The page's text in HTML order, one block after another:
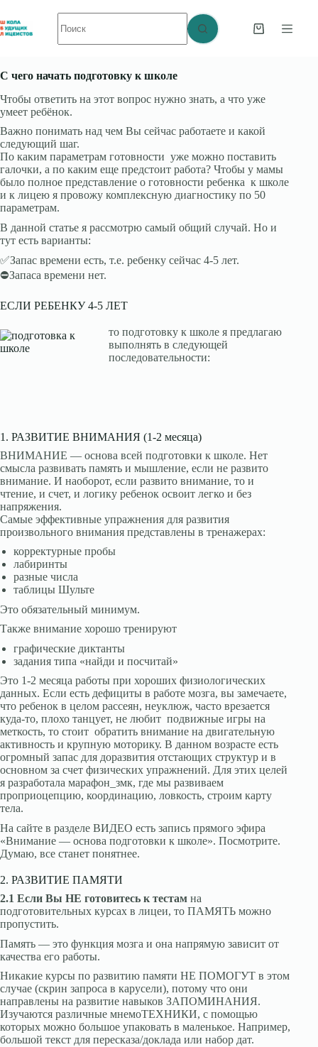
к
сути
не
найдено
Корзина
С чего начать подготовку к школе
Чтобы ответить на этот вопрос нужно знать, а что уже
умеет ребёнок.
Важно понимать над чем Вы сейчас работаете и какой
следующий шаг.
По каким параметрам готовности уже можно поставить
галочки, а по каким еще предстоит работа? Чтобы у мамы
было полное представление о готовности ребенка к школе
и к лицею я провожу комплексную диагностику по 50
параметрам.
В данной статье я рассмотрю самый общий случай. Но и
тут есть варианты:
✅Запас времени есть, т.е. ребенку сейчас 4-5 лет.
⛔Запаса времени нет.
ЕСЛИ РЕБЕНКУ 4-5 ЛЕТ
то подготовку к школе я предлагаю
выполнять в следующей
последовательности:
1. РАЗВИТИЕ ВНИМАНИЯ (1-2 месяца)
ВНИМАНИЕ — основа всей подготовки к школе. Нет
смысла развивать память и мышление, если не развито
внимание. И наоборот, если развито внимание, то и
чтение, и счет, и логику ребенок освоит легко и без
напряжения.
Самые эффективные упражнения для развития
произвольного внимания представлены в тренажерах:
корректурные пробы
лабиринты
разные числа
таблицы Шульте
Это обязательный минимум.
Также внимание хорошо тренируют
графические диктанты
задания типа «найди и посчитай»
Это 1-2 месяца работы при хороших физиологических
данных. Если есть дефициты в работе мозга, вы замечаете,
что ребенок в целом рассеян, неуклюж, часто врезается
куда-то, плохо танцует, не любит подвижные игры на
меткость, то стоит обратить внимание на двигательную
активность и крупную моторику. В данном возрасте есть
огромный запас для доразвития отстающих структур и в
основном за счет физических упражнений. Для этих целей
я разработала марафон_змк, где мы развиваем
проприоцепцию, координацию, ловкость, строим карту
тела.
На сайте в разделе ВИДЕО есть запись прямого эфира
«Внимание — основа подготовки к школе». Посмотрите.
Думаю, все станет понятнее.
2. РАЗВИТИЕ ПАМЯТИ
2.1 Если Вы НЕ готовитесь к тестам на
подготовительных курсах в лицеи, то ПАМЯТЬ можно
пропустить.
Память — это функция мозга и она напрямую зависит от
качества его работы.
Никакие курсы по развитию памяти НЕ ПОМОГУТ в этом
случае (скрин запроса в карусели), потому что они
направлены на развитие навыков ЗАПОМИНАНИЯ.
Изучаются различные мнемоТЕХНИКИ, с помощью
которых можно большое упаковать в маленькое. Например,
большой текст для пересказа/доклада или набор дат.